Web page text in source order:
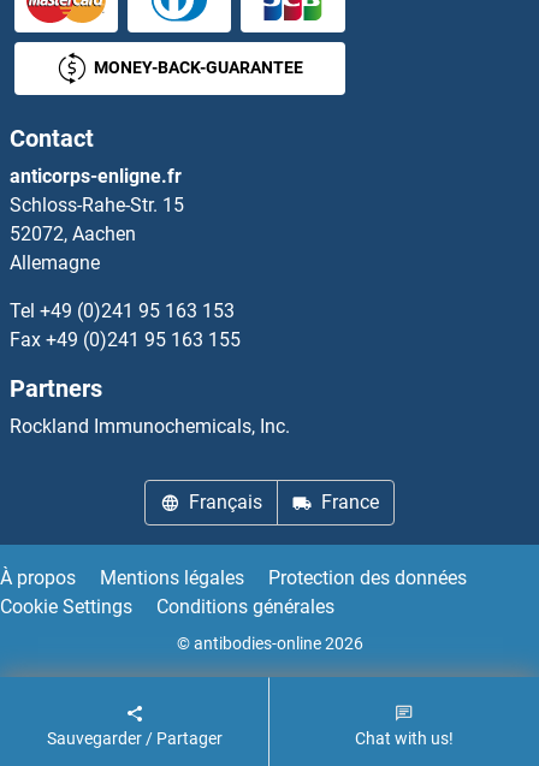
RASA4 Anticorps
RASAL1 Anticorps
RASAL2 Anticorps
RASAL3 Anticorps
RASD1 Anticorps
RASD2 Anticorps
RASEF Anticorps
RASGEF1B Anticorps
RASGEF1C Anticorps
RASGRF1 Anticorps
MONEY-BACK-GUARANTEE
Contact
anticorps-enligne.fr
Schloss-Rahe-Str. 15
52072, Aachen
Allemagne
Tel +49 (0)241 95 163 153
Fax +49 (0)241 95 163 155
Partners
Rockland Immunochemicals, Inc.
Français France
À propos Mentions légales
Protection des données
Cookie Settings
Conditions générales
© antibodies-online 2026
Sauvegarder / Partager Chat with us!